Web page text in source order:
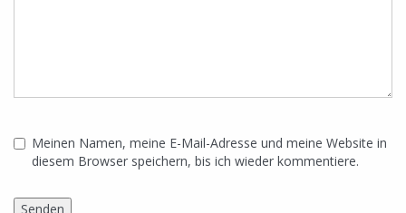
Meinen Namen, meine E-Mail-Adresse und meine Website in
diesem Browser speichern, bis ich wieder kommentiere.